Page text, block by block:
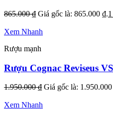
865.000₫ Giá gốc là: 865.000 ₫.1
Xem Nhanh
Rượu mạnh
Rượu Cognac Reviseus
1.950.000₫ Giá gốc là: 1.950.000
Xem Nhanh